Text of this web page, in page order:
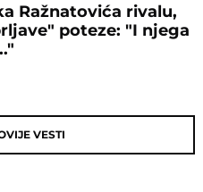
Ražnatovića rivalu,
poteze: "I njega
VESTI